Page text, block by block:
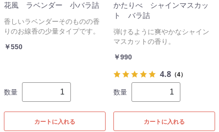
花風 ラベンダー 小バラ詰
香しいラベンダーそのものの香
りのお線香の少量タイプです。
￥550
数量
カートに入れる
かたりべ シャインマスカッ
ト バラ詰
弾けるように爽やかなシャイン
マスカットの香り。
￥990
4.8 （4）
数量
カートに入れる